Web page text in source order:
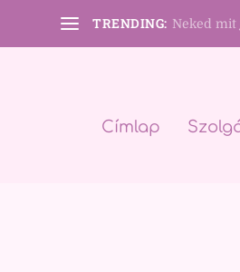
TRENDING: Neked mit
Címlap